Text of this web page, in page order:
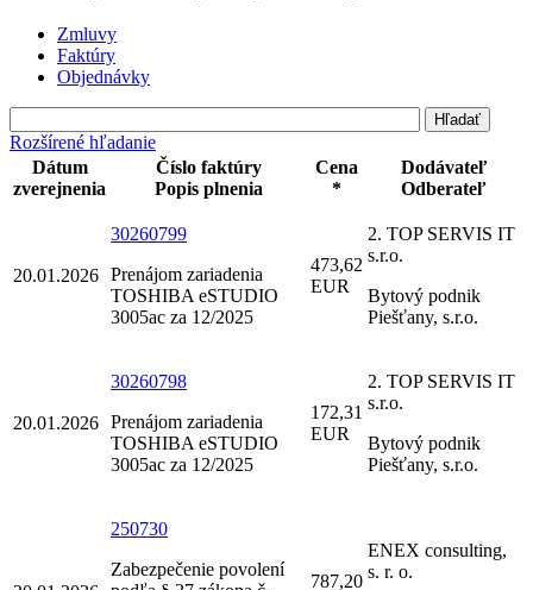
Zmluvy
Faktúry
Objednávky
Rozšírené hľadanie
Dátum
zverejnenia
Číslo faktúry
Popis plnenia
Cena
*
Dodávateľ
Odberateľ
20.01.2026
30260799
Prenájom zariadenia
TOSHIBA eSTUDIO
3005ac za 12/2025
473,62
EUR
2. TOP SERVIS IT
s.r.o.
Bytový podnik
Piešťany, s.r.o.
20.01.2026
30260798
Prenájom zariadenia
TOSHIBA eSTUDIO
3005ac za 12/2025
172,31
EUR
2. TOP SERVIS IT
s.r.o.
Bytový podnik
Piešťany, s.r.o.
250730
Zabezpečenie povolení
787,20
ENEX consulting,
s. r. o.